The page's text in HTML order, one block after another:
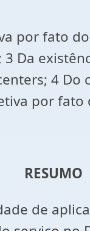
por fato
Da
4
por fato
RESUMO
de